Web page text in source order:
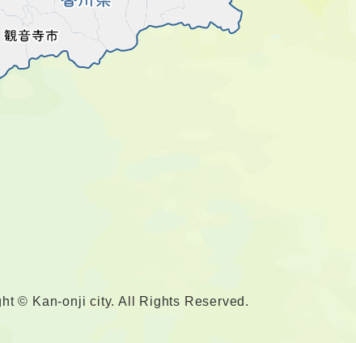
© Kan-onji city. All Rights Reserved.